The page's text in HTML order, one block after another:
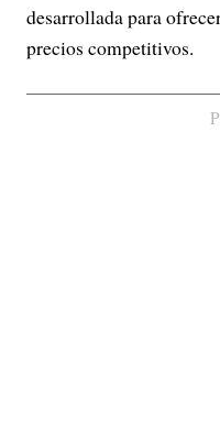
desarrollada para
precios competitivos.